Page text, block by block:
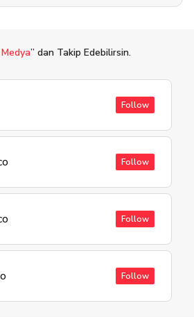
” dan Takip Edebilirsin.
Follow
Follow
Follow
Follow